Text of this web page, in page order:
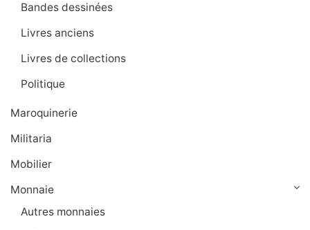
Bandes dessinées
Livres anciens
Livres de collections
Politique
Maroquinerie
Militaria
Mobilier
Monnaie
Autres monnaies